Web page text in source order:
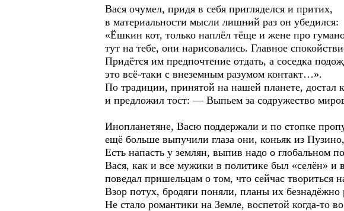
Вася очумел, придя в себя пригляделся и притих,
в материальности мысли лишний раз он убедился:
«Ёшкин кот, только наплёл тёще и жене про
тут на тебе, они нарисовались. Главное
Придётся им предпочтение отдать, а соседка
это всё-таки с внеземным разумом контакт…».
По традиции, принятой на нашей планете, достал
и предложил тост: — Выпьем за содружество
Инопланетяне, Васю поддержали и по стопке
ещё больше выпучили глаза они, коньяк из
Есть напасть у землян, выпив надо о глобальном
Вася, как и все мужики в политике был «селён» и
поведал пришельцам о том, что сейчас твориться
Взор потух, бродяги поняли, планы их безнадёжно
Не стало романтики на Земле, воспетой когда-то